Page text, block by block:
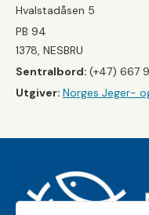
Hvalstadåsen 5
PB 94
1378, NESBRU
Sentralbord: (+47) 667
Utgiver: Norges Jeger-